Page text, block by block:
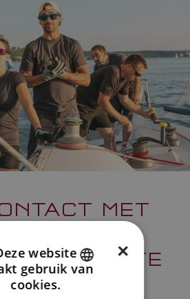
MET
ENGLISH
×
website
gebruik van
cookies.